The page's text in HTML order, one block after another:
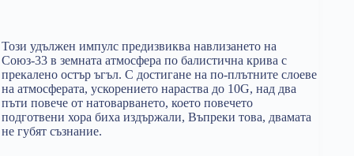
Този удължен импулс предизвиква навлизането на
Союз-33 в земната атмосфера по балистична крива с
прекалено остър ъгъл. С достигане на по-плътните слоеве
на атмосферата, ускорението нараства до 10G, над два
пъти повече от натоварването, което повечето
подготвени хора биха издържали, Въпреки това, двамата
не губят съзнание.